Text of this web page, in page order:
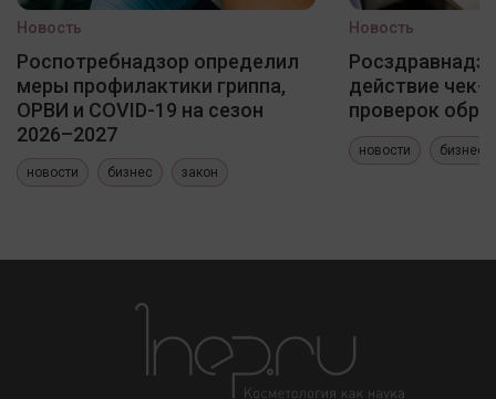
Новость
Роспотребнадзор определил
меры профилактики гриппа,
ОРВИ и COVID-19 на сезон
2026–2027
новости бизнес закон
Новость
действие чек-
проверок
новости бизнес